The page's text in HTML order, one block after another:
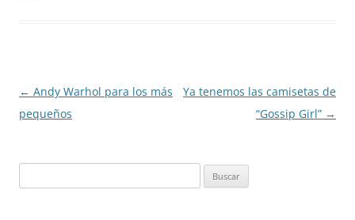
Navegación
de
← Andy Warhol para los más
pequeños
Ya tenemos las camisetas de
“Gossip Girl” →